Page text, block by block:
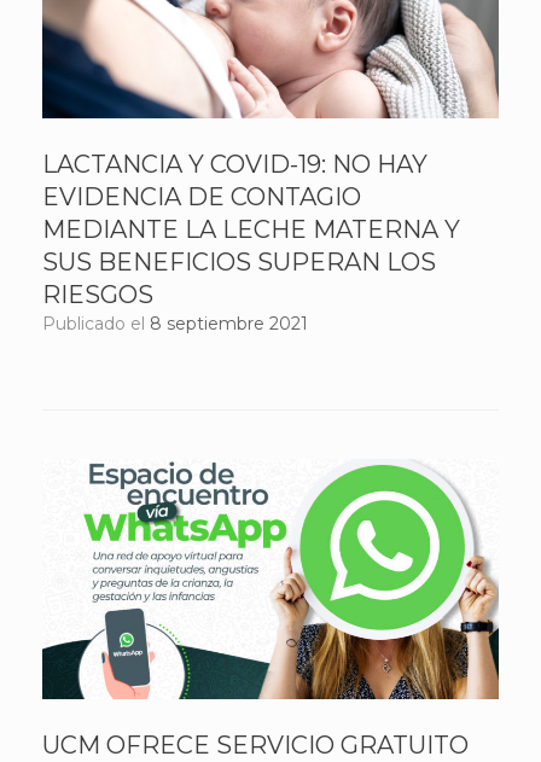
LACTANCIA Y COVID-19: NO HAY
EVIDENCIA DE CONTAGIO
MEDIANTE LA LECHE MATERNA Y
SUS BENEFICIOS SUPERAN LOS
RIESGOS
Publicado el 8 septiembre 2021
UCM OFRECE SERVICIO GRATUITO